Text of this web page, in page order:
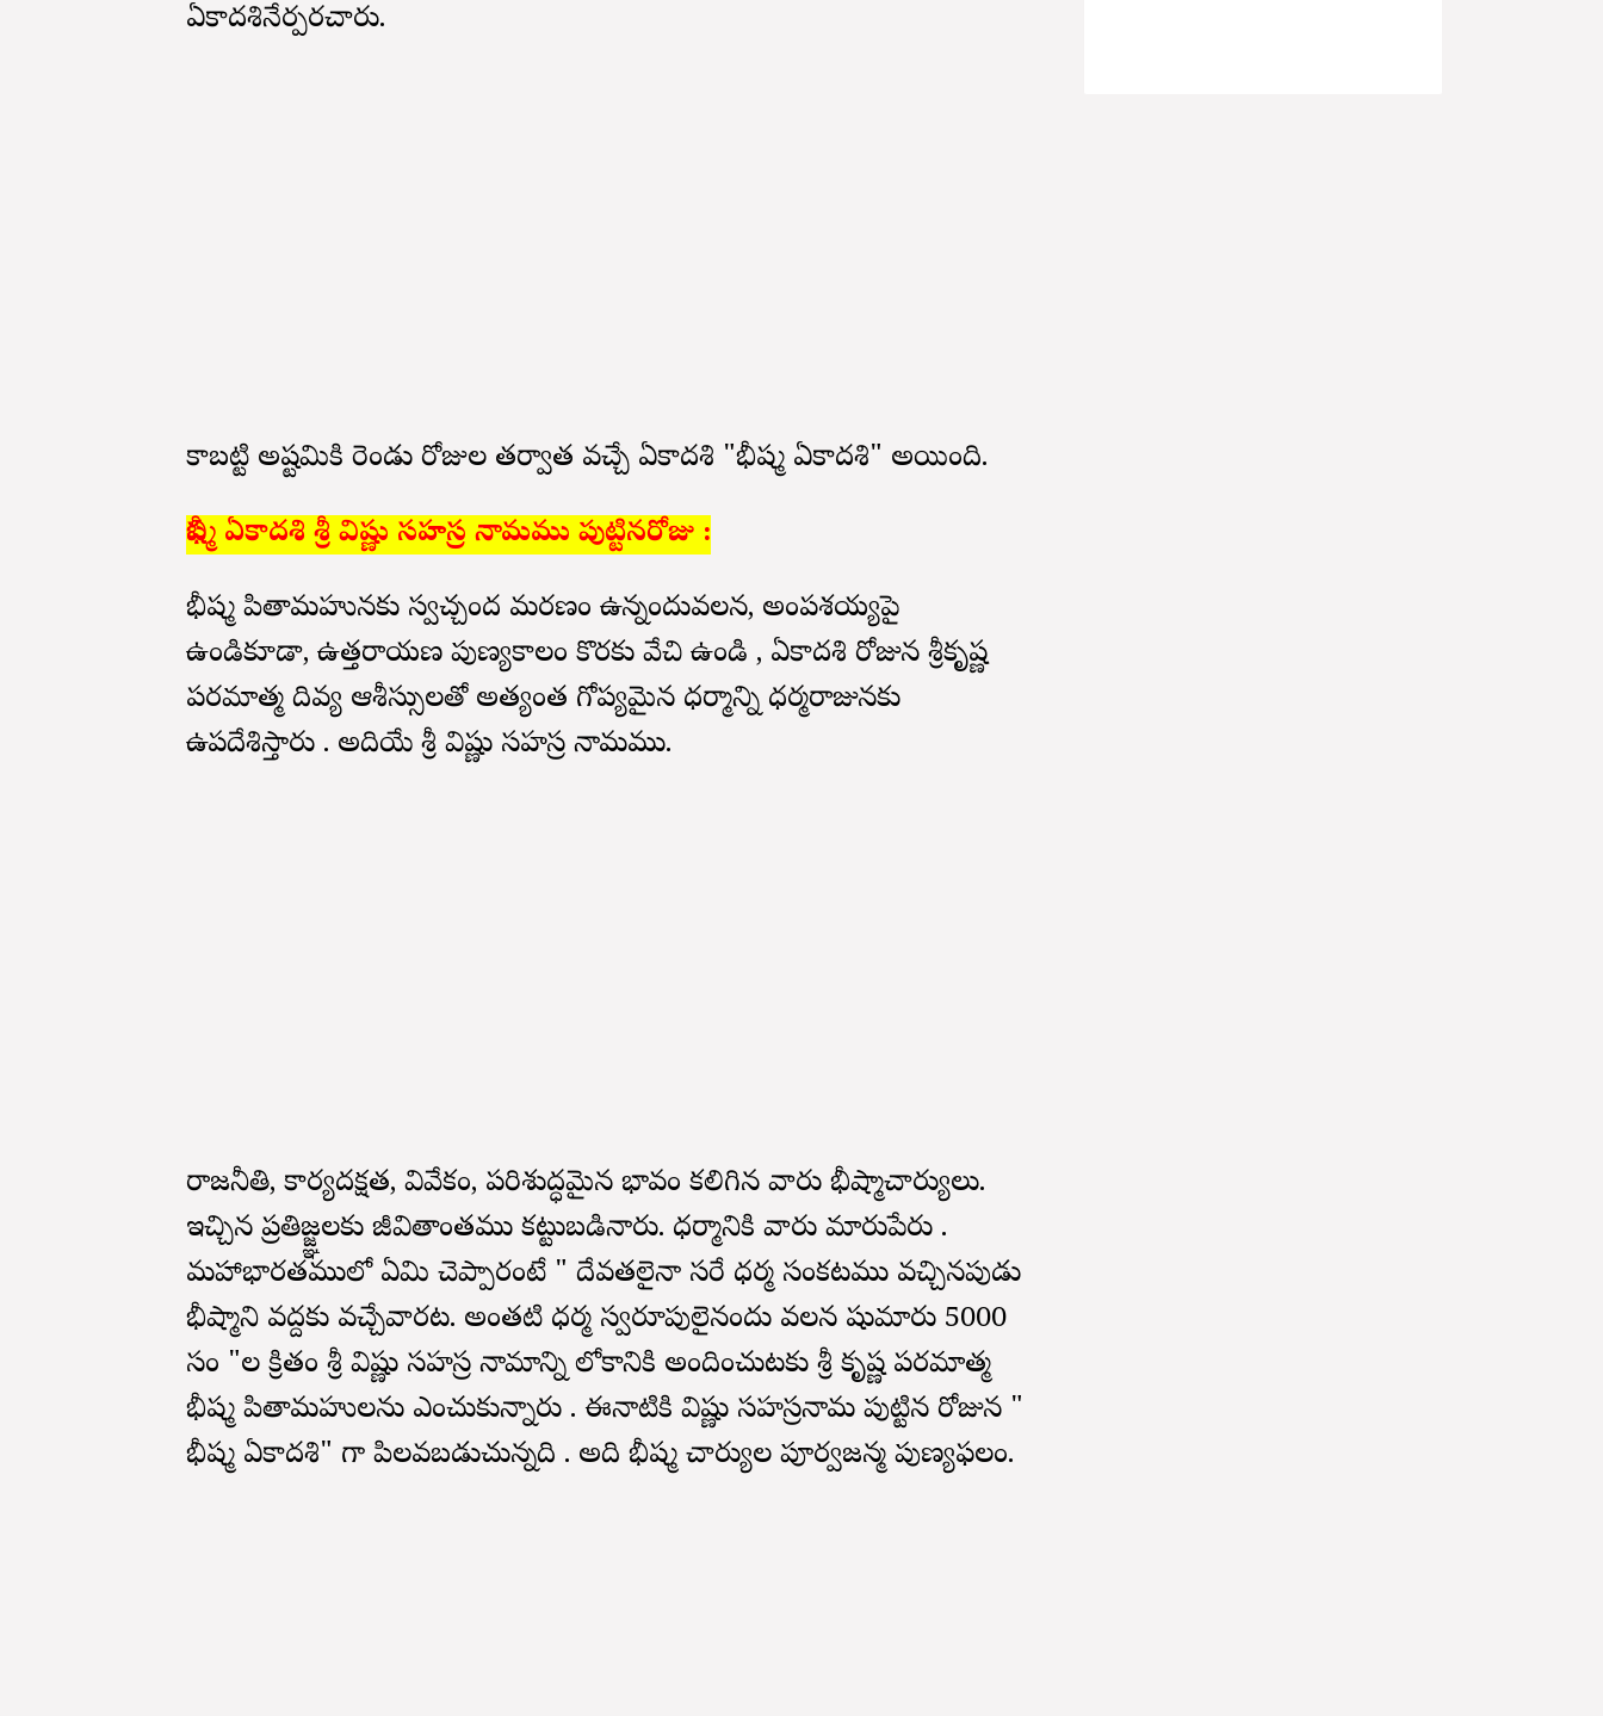
ఏకాదశినేర్పరచారు.
కాబట్టి అష్టమికి రెండు రోజుల తర్వాత వచ్చే ఏకాదశి "భీష్మ ఏకాదశి" అయింది.
భీష్మ ఏకాదశి శ్రీ విష్ణు సహస్ర నామము పుట్టినరోజు :
భీష్మ పితామహునకు స్వచ్చంద మరణం ఉన్నందువలన, అంపశయ్యపై
ఉండికూడా, ఉత్తరాయణ పుణ్యకాలం కొరకు వేచి ఉండి , ఏకాదశి రోజున శ్రీకృష్ణ
పరమాత్మ దివ్య ఆశీస్సులతో అత్యంత గోప్యమైన ధర్మాన్ని ధర్మరాజునకు
ఉపదేశిస్తారు . అదియే శ్రీ విష్ణు సహస్ర నామము.
రాజనీతి, కార్యదక్షత, వివేకం, పరిశుద్ధమైన భావం కలిగిన వారు భీష్మాచార్యులు.
ఇచ్చిన ప్రతిజ్జ్ఞలకు జీవితాంతము కట్టుబడినారు. ధర్మానికి వారు మారుపేరు .
మహాభారతములో ఏమి చెప్పారంటే " దేవతలైనా సరే ధర్మ సంకటము వచ్చినపుడు
భీష్మాని వద్దకు వచ్చేవారట. అంతటి ధర్మ స్వరూపులైనందు వలన షుమారు 5000
సం "ల క్రితం శ్రీ విష్ణు సహస్ర నామాన్ని లోకానికి అందించుటకు శ్రీ కృష్ణ పరమాత్మ
భీష్మ పితామహులను ఎంచుకున్నారు . ఈనాటికి విష్ణు సహస్రనామ పుట్టిన రోజున "
భీష్మ ఏకాదశి" గా పిలవబడుచున్నది . అది భీష్మ చార్యుల పూర్వజన్మ పుణ్యఫలం.